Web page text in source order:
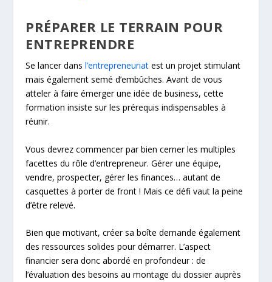
PRÉPARER LE TERRAIN POUR
ENTREPRENDRE
Se lancer dansl’entrepreneuriat est un projet stimulant
mais également semé d’embûches. Avant de vous
atteler à faire émerger une idée de business, cette
formation insiste sur les prérequis indispensables à
réunir.
Vous devrez commencer par bien cerner les multiples
facettes du rôle d’entrepreneur. Gérer une équipe,
vendre, prospecter, gérer les finances… autant de
casquettes à porter de front ! Mais ce défi vaut la peine
d’être relevé.
Bien que motivant, créer sa boîte demande également
des ressources solides pour démarrer. L’aspect
financier sera donc abordé en profondeur : de
l’évaluation des besoins au montage du dossier auprès